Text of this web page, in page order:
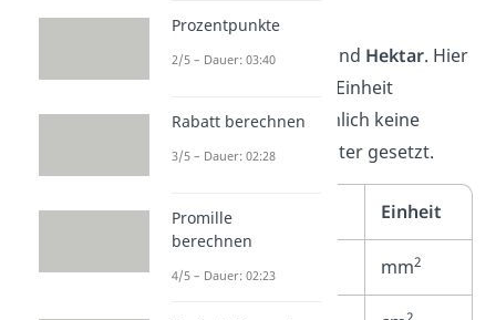
Ausnahmen bilden
und Hektar. Hier
musst du auch mit der Einheit
aufpassen. Es wird nämlich keine
hochgestellte „2“ dahinter gesetzt.
Flächenmaß Einheit
Quadratmillimeter mm2
Prozentpunkte
2/5 – Dauer: 03:40
Rabatt berechnen
3/5 – Dauer: 02:28
Promille
berechnen
4/5 – Dauer: 02:23